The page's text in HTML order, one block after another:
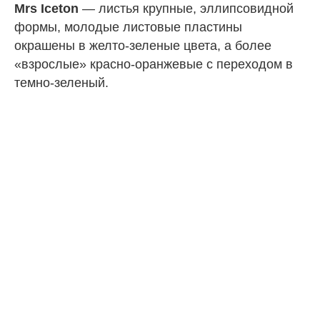
Mrs Iceton — листья крупные, эллипсовидной
формы, молодые листовые пластины
окрашены в желто-зеленые цвета, а более
«взрослые» красно-оранжевые с переходом в
темно-зеленый.